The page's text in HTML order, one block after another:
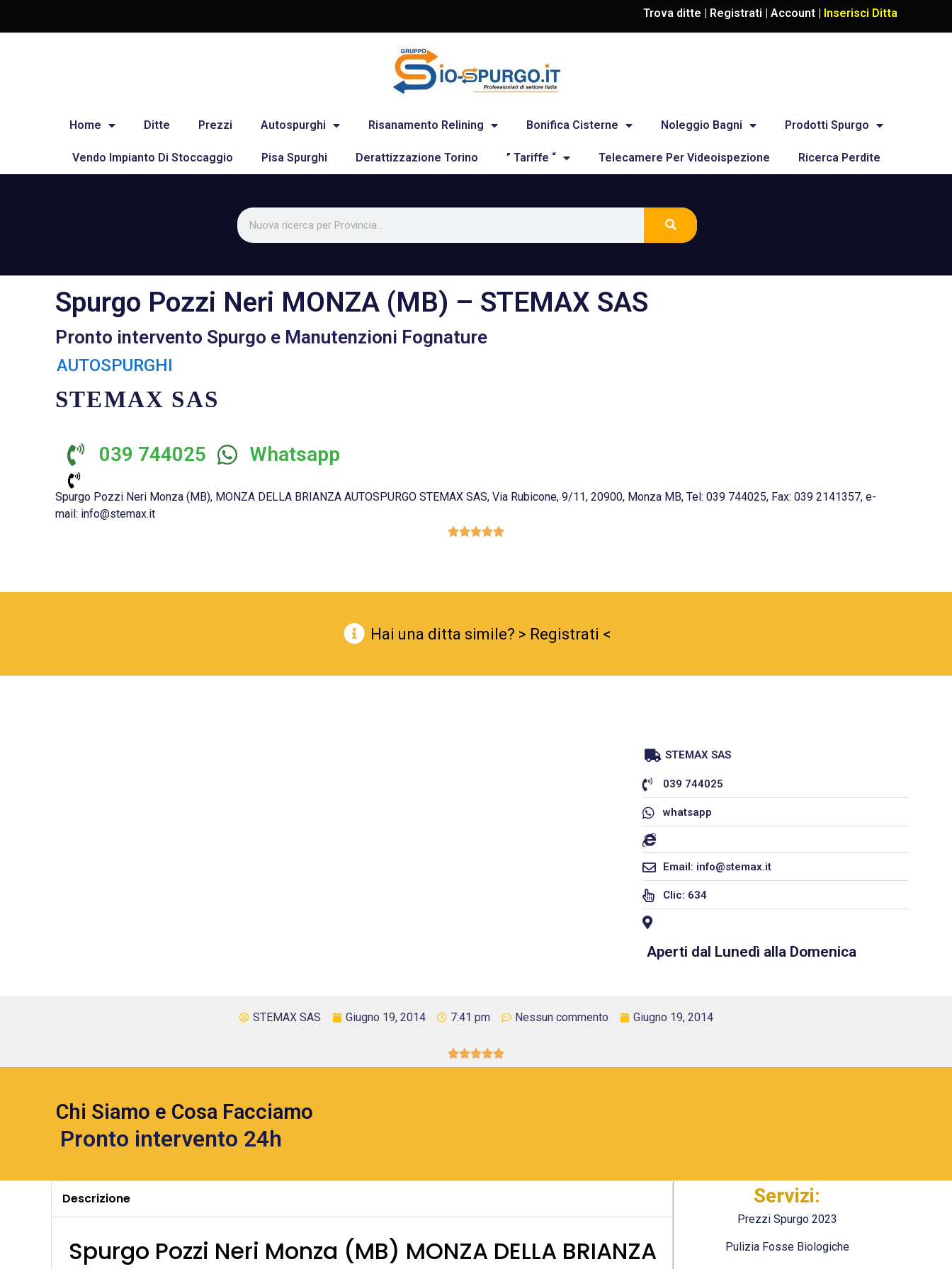
Trova ditte | Registrati | Account | Inserisci Ditta
Home Ditte Prezzi Autospurghi Risanamento Relining Bonifica Cisterne Noleggio Bagni Prodotti Spurgo
Vendo Impianto Di Stoccaggio Pisa Spurghi Derattizzazione Torino ” Tariffe “ Telecamere Per Videoispezione Ricerca Perdite
Spurgo Pozzi Neri MONZA (MB) – STEMAX SAS
Pronto intervento Spurgo e Manutenzioni Fognature
AUTOSPURGHI
STEMAX SAS
039 744025 Whatsapp
Spurgo Pozzi Neri Monza (MB), MONZA DELLA BRIANZA AUTOSPURGO STEMAX SAS, Via Rubicone, 9/11, 20900, Monza MB, Tel: 039 744025, Fax: 039 2141357, e-
mail: info@stemax.it

Hai una ditta simile? > Registrati <
STEMAX SAS
039 744025
whatsapp
Email: info@stemax.it
Clic: 634
Aperti dal Lunedì alla Domenica
STEMAX SAS Giugno 19, 2014 7:41 pm Nessun commento Giugno 19, 2014

Chi Siamo e Cosa Facciamo
Pronto intervento 24h
Descrizione
Spurgo Pozzi Neri Monza (MB) MONZA DELLA BRIANZA
Servizi:
Prezzi Spurgo 2023
Pulizia Fosse Biologiche